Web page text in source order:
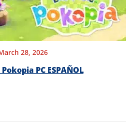
28, 2026
PC ESPAÑOL